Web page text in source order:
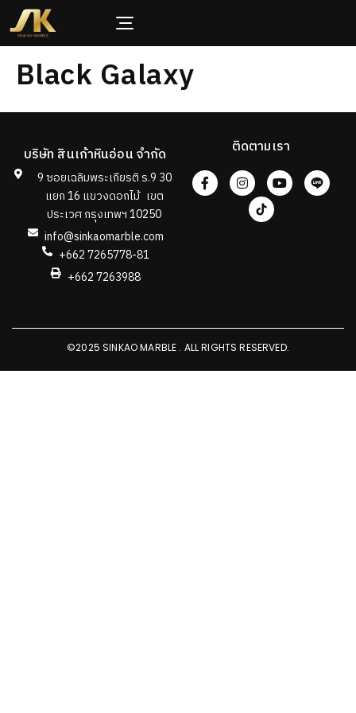
Black Galaxy
บริษัท สินเก้าหินอ่อน จำกัด
9 ซอยเฉลิมพระเกียรติ ร.9 30
แยก 16 แขวงดอกไม้ เขต
ประเวศ กรุงเทพฯ 10250
info@sinkaomarble.com
+662 7265778-81
+662 7263988
ติดตามเรา
©2025 SINKAO MARBLE . ALL RIGHTS RESERVED.